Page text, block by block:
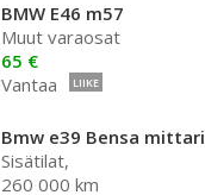
BMW E46 m57
Muut varaosat
65 €
Vantaa
LIIKE
Bmw e39 Bensa mittari
Sisätilat,
260 000 km